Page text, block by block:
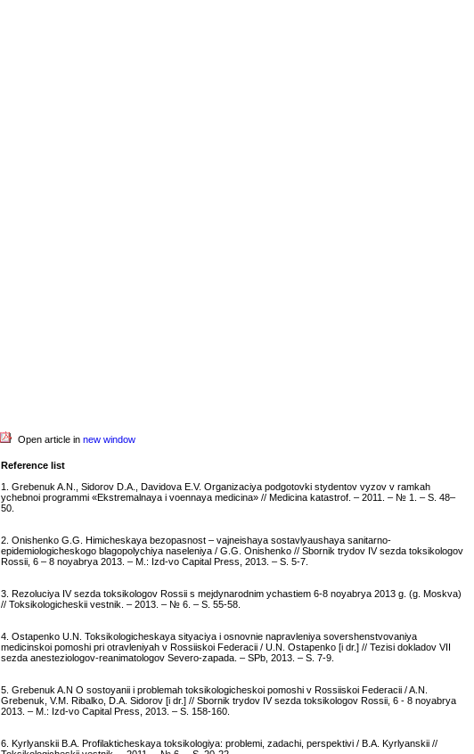
Open article in new window
Reference list
1. Grebenuk A.N., Sidorov D.A., Davidova E.V. Organizaciya podgotovki stydentov vyzov v ramkah
ychebnoi programmi «Ekstremalnaya i voennaya medicina» // Medicina katastrof. – 2011. – № 1. – S. 48–
50.
2. Onishenko G.G. Himicheskaya bezopasnost – vajneishaya sostavlyaushaya sanitarno-
epidemiologicheskogo blagopolychiya naseleniya / G.G. Onishenko // Sbornik trydov IV sezda toksikologov
Rossii, 6 – 8 noyabrya 2013. – M.: Izd-vo Capital Press, 2013. – S. 5-7.
3. Rezoluciya IV sezda toksikologov Rossii s mejdynarodnim ychastiem 6-8 noyabrya 2013 g. (g. Moskva)
// Toksikologicheskii vestnik. – 2013. – № 6. – S. 55-58.
4. Ostapenko U.N. Toksikologicheskaya sityaciya i osnovnie napravleniya sovershenstvovaniya
medicinskoi pomoshi pri otravleniyah v Rossiiskoi Federacii / U.N. Ostapenko [i dr.] // Tezisi dokladov VII
sezda anesteziologov-reanimatologov Severo-zapada. – SPb, 2013. – S. 7-9.
5. Grebenuk A.N O sostoyanii i problemah toksikologicheskoi pomoshi v Rossiiskoi Federacii / A.N.
Grebenuk, V.M. Ribalko, D.A. Sidorov [i dr.] // Sbornik trydov IV sezda toksikologov Rossii, 6 - 8 noyabrya
2013. – M.: Izd-vo Capital Press, 2013. – S. 158-160.
6. Kyrlyanskii B.A. Profilakticheskaya toksikologiya: problemi, zadachi, perspektivi / B.A. Kyrlyanskii //